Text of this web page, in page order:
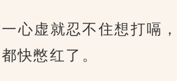
心虚就忍不住想打嗝
快憋红了。